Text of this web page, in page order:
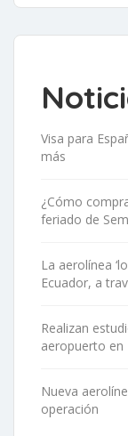
Visa para
más
¿Cómo
feriado de
La aerolínea
Ecuador, a
Realizan
aeropuerto en
Nueva
operación